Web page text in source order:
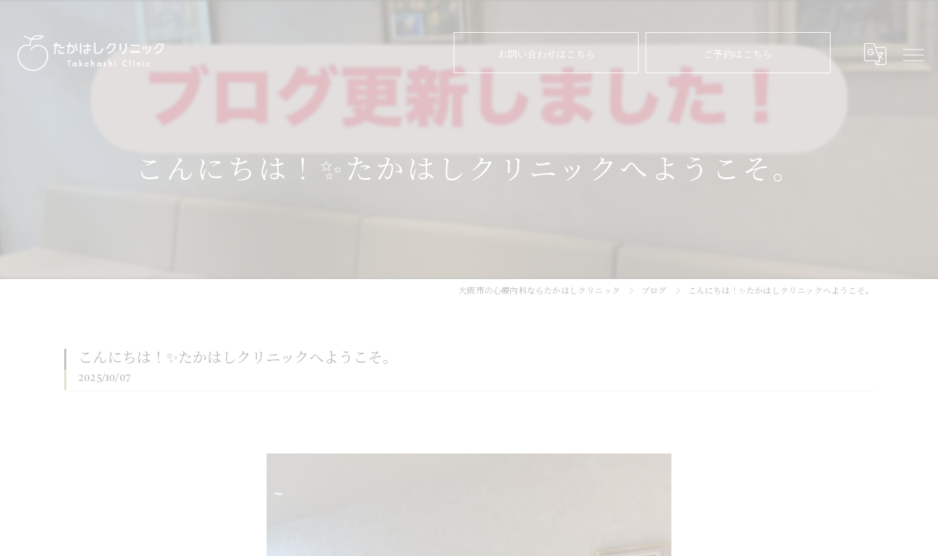
お問い合わせはこちら ご予約はこちら
こんにちは！✨たかはしクリニックへようこそ。
大阪市の心療内科ならたかはしクリニック ブログ こんにちは！✨たかはしクリニックへようこそ。
こんにちは！✨たかはしクリニックへようこそ。
2025/10/07